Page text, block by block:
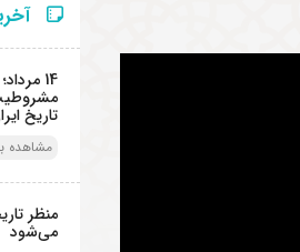
14
تاریخ
مشاهده
منظر
می‌شود